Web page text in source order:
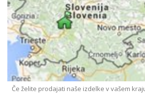
Če želite prodajati naše izdelke v vašem